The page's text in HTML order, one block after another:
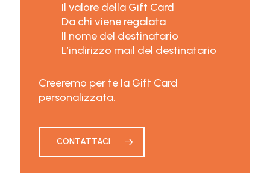
Il valore della Gift Card
Da chi viene regalata
Il nome del destinatario
L’indirizzo mail del destinatario
Creeremo per te la Gift Card
personalizzata.
CONTATTACI